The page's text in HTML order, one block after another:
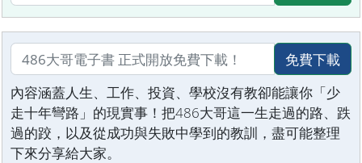
免費下載
內容涵蓋人生、工作、投資、學校沒有教卻能讓你「少
走十年彎路」的現實事！把486大哥這一生走過的路、跌
過的跤，以及從成功與失敗中學到的教訓，盡可能整理
下來分享給大家。